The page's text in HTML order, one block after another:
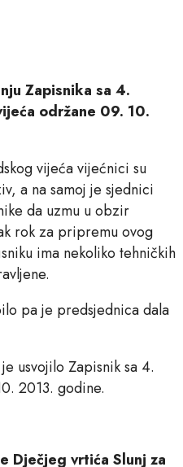
Zapisnika sa 4.
održane 09. 10.
vijeća vijećnici su
a na samoj je sjednici
da uzmu u obzir
rok za pripremu ovog
ima nekoliko tehničkih
pa je predsjednica dala
usvojilo Zapisnik sa 4.
2013. godine.
Dječjeg vrtića Slunj za